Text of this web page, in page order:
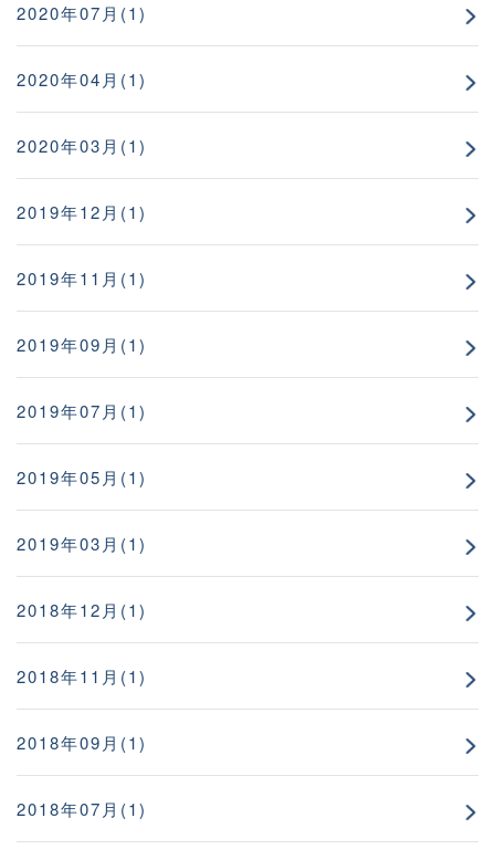
2020年07月(1)
2020年04月(1)
2020年03月(1)
2019年12月(1)
2019年11月(1)
2019年09月(1)
2019年07月(1)
2019年05月(1)
2019年03月(1)
2018年12月(1)
2018年11月(1)
2018年09月(1)
2018年07月(1)